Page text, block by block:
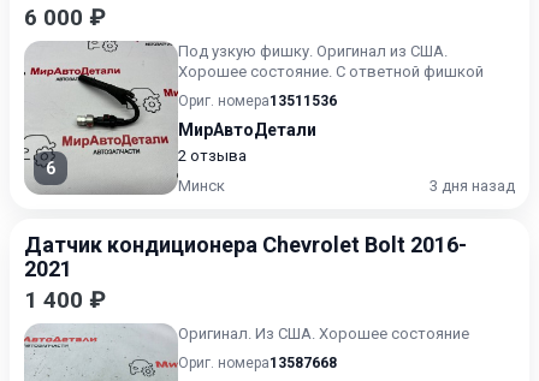
6 000 ₽
6
Под узкую фишку. Оригинал из США.
Хорошее состояние. С ответной фишкой
Ориг. номера13511536
МирАвтоДетали
2 отзыва
Минск
3 дня назад
Датчик кондиционера Chevrolet Bolt 2016-
2021
1 400 ₽
Оригинал. Из США. Хорошее состояние
Ориг. номера13587668